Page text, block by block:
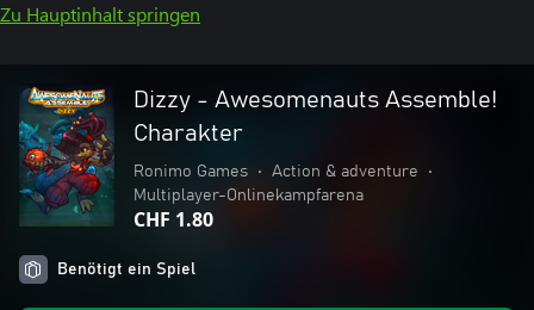
Zu Hauptinhalt springen
Dizzy - Awesomenauts Assemble!
Charakter
Ronimo Games • Action & adventure
•
Multiplayer-Onlinekampfarena
CHF 1.80
Benötigt ein Spiel